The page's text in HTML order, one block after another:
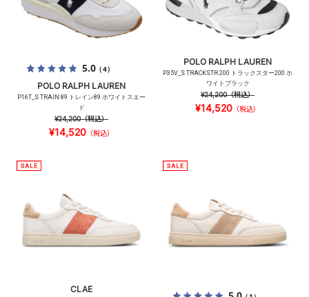
5.0（4）
POLO RALPH LAUREN
P16T_S TRAIN 89 トレイン89 ホワイトスエー
ド
¥24,200（税込）
¥14,520 （税込）
POLO RALPH LAUREN
P35V_S TRACKSTR 200 トラックスター200 ホ
ワイトブラック
¥24,200（税込）
¥14,520 （税込）
CLAE